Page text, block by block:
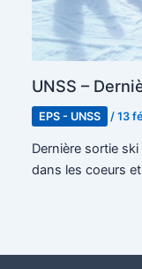
UNSS –
EPS - UNSS /13
Dernière sortie
dans les coeurs